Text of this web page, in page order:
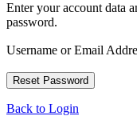
Enter your account data
password.
Username or Email
Back to Login